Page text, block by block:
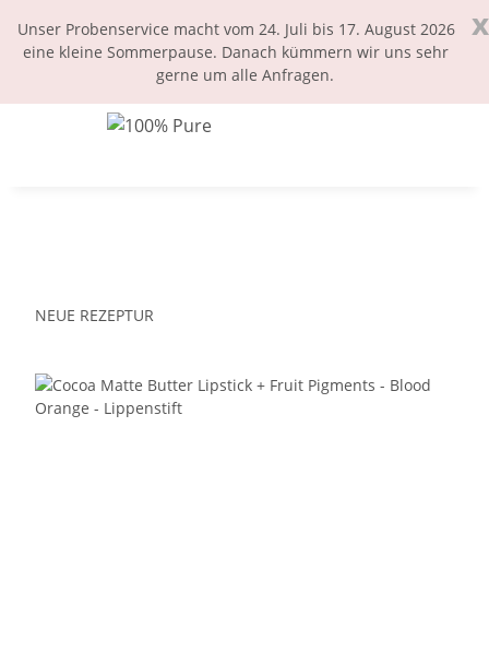
x
Unser Probenservice macht vom 24. Juli bis 17. August 2026
eine kleine Sommerpause. Danach kümmern wir uns sehr
gerne um alle Anfragen.
NEUE REZEPTUR